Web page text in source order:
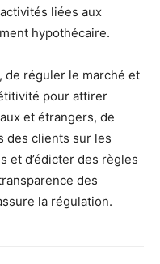
liées aux
hypothécaire.
de réguler le marché et
pour attirer
et étrangers, de
des clients sur les
et d’édicter des règles
des
la régulation.